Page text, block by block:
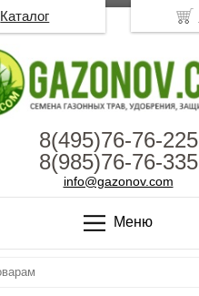
8(495)76-76-225
8(985)76-76-335
info@gazonov.com
Меню
Каталог